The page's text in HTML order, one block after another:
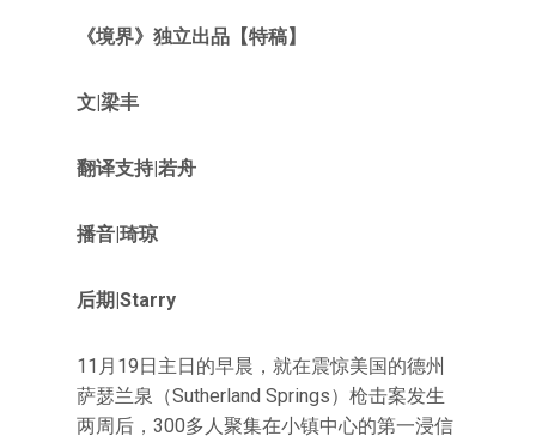
《境界》独立出品【特稿】
文|梁丰
翻译支持|若舟
播音|琦琼
后期|Starry
11月19日主日的早晨，就在震惊美国的德州
萨瑟兰泉（Sutherland Springs）枪击案发生
两周后，300多人聚集在小镇中心的第一浸信